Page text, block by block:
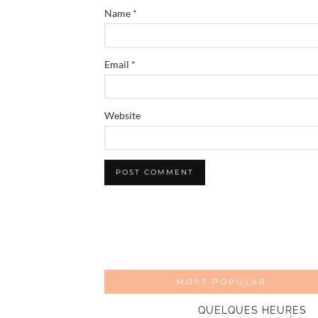
Name *
Email *
Website
MOST POPULAR
QUELQUES HEURES